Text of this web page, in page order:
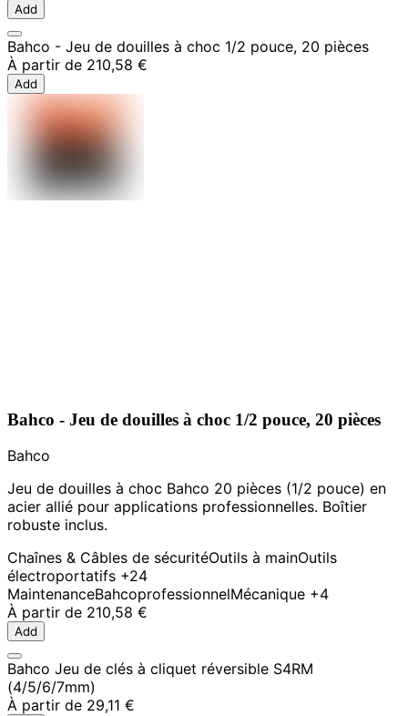
Add
Bahco - Jeu de douilles à choc 1/2 pouce, 20 pièces
À partir de 210,58 €
Add
Bahco - Jeu de douilles à choc 1/2 pouce, 20 pièces
Bahco
Jeu de douilles à choc Bahco 20 pièces (1/2 pouce) en
acier allié pour applications professionnelles. Boîtier
robuste inclus.
Chaînes & Câbles de sécuritéOutils à mainOutils
électroportatifs +24
MaintenanceBahcoprofessionnelMécanique +4
À partir de 210,58 €
Add
Bahco Jeu de clés à cliquet réversible S4RM
(4/5/6/7mm)
À partir de 29,11 €